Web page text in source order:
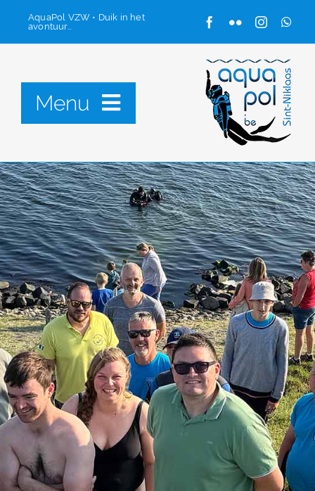
AquaPol VZW • Duik in het
avontuur…
Menu
Onze club
Starten met duiken
Contacteer ons
Ledenzone
Zoeken
naar: